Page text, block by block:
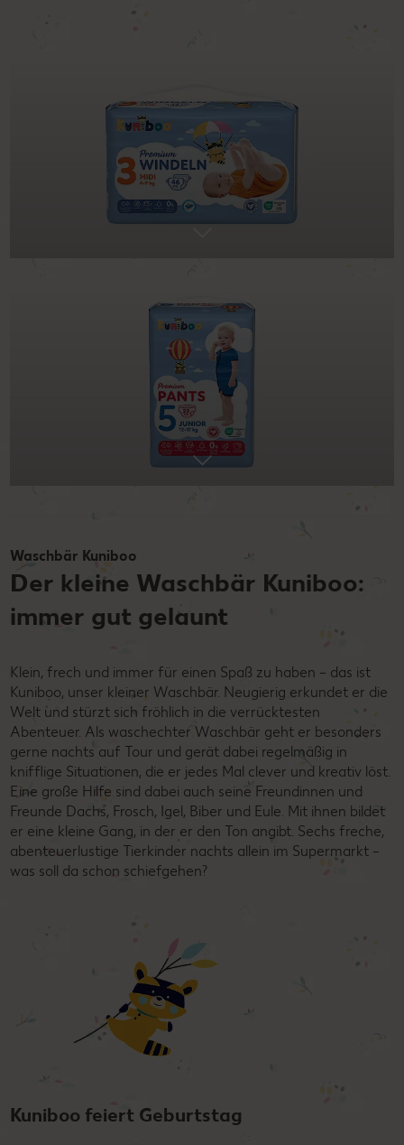
Waschbär Kuniboo
Der kleine Waschbär Kuniboo:
immer gut gelaunt
Klein, frech und immer für einen Spaß zu haben – das ist
Kuniboo, unser kleiner Waschbär. Neugierig erkundet er die
Welt und stürzt sich fröhlich in die verrücktesten
Abenteuer. Als waschechter Waschbär geht er besonders
gerne nachts auf Tour und gerät dabei regelmäßig in
knifflige Situationen, die er jedes Mal clever und kreativ löst.
Eine große Hilfe sind dabei auch seine Freundinnen und
Freunde Dachs, Frosch, Igel, Biber und Eule. Mit ihnen bildet
er eine kleine Gang, in der er den Ton angibt. Sechs freche,
abenteuerlustige Tierkinder nachts allein im Supermarkt –
was soll da schon schiefgehen?
Kuniboo feiert Geburtstag